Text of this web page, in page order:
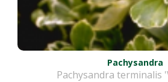
Pachysandra
Pachysandra terminalis